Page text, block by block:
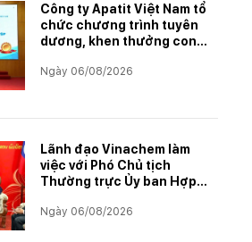
Công ty Apatit Việt Nam tổ
chức chương trình tuyên
dương, khen thưởng con
học tập xuất sắc năm học
Ngày 06/08/2026
Lãnh đạo Vinachem làm
việc với Phó Chủ tịch
Thường trực Ủy ban Hợp
đẩy triển khai Dự án Kali
Ngày 06/08/2026